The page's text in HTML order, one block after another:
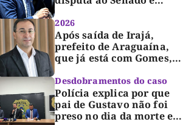
processo de cabeça
erguida, com gratidão e
respeito”
2026
Após saída de Irajá,
prefeito de Araguaína,
que já está com Gomes,
campanha de Dimas e
fará anúncio oficial
Desdobramentos do caso
Polícia explica por que
pai de Gustavo não foi
preso no dia da morte e